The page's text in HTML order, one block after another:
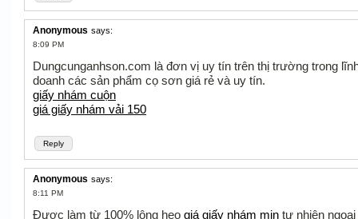
Anonymous says:
8:09 PM
Reply
Dungcunganhson.com là đơn vị uy tín trên thị trường trong
doanh các sản phẩm cọ sơn giá rẻ và uy tín.
giấy nhám cuộn
giá giấy nhám vải 150
Anonymous says:
8:11 PM
Được làm từ 100% lông heo giá giấy nhám mịn tự nhiên